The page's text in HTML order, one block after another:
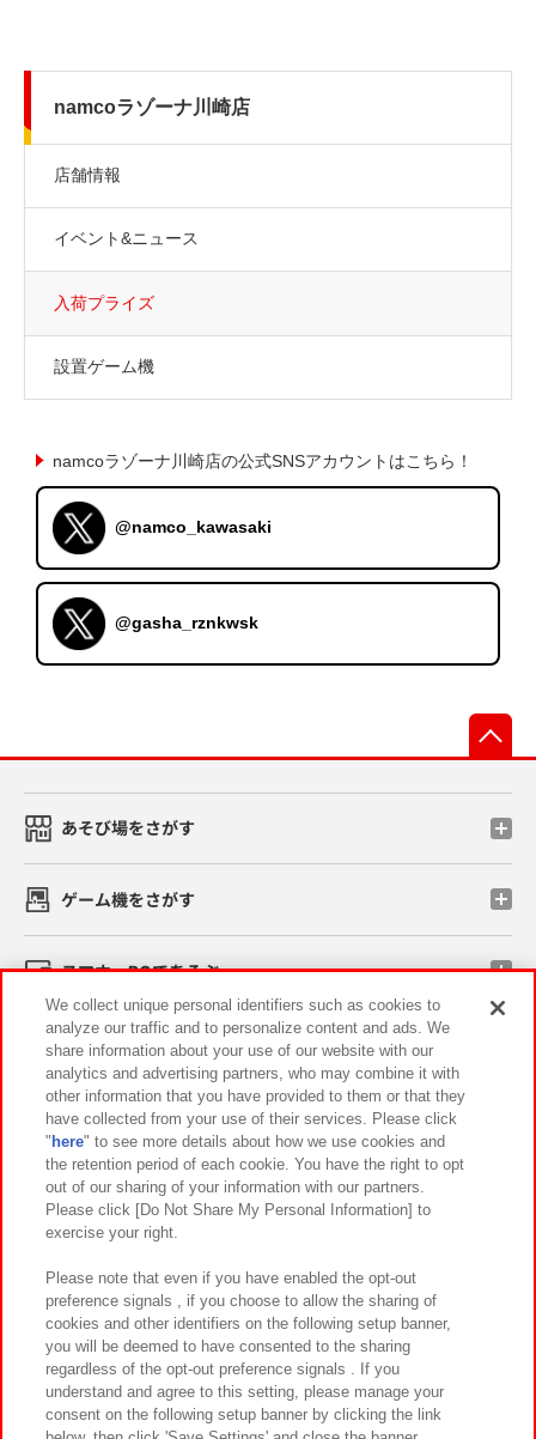
namcoラゾーナ川崎店
店舗情報
イベント&ニュース
入荷プライズ
設置ゲーム機
namcoラゾーナ川崎店の公式SNSアカウントはこちら！
@namco_kawasaki
@gasha_rznkwsk
あそび場をさがす
ゲーム機をさがす
スマホ・PCであそぶ
イベント・キャンペーン
関連会社 サステナビリティ サイトポリシー
プライバシーポリシー ウェブアクセシビリティ方針と検証結果
お取引先さまとともに
カスタマーハラスメント対応方針 よくあるご質問・お問い合わせ
We collect unique personal identifiers such as cookies to
analyze our traffic and to personalize content and ads. We
share information about your use of our website with our
analytics and advertising partners, who may combine it with
other information that you have provided to them or that they
have collected from your use of their services. Please click
" here" to see more details about how we use cookies and
the retention period of each cookie. You have the right to opt
out of our sharing of your information with our partners.
Please click [Do Not Share My Personal Information] to
exercise your right.
Please note that even if you have enabled the opt-out
preference signals , if you choose to allow the sharing of
cookies and other identifiers on the following setup banner,
you will be deemed to have consented to the sharing
regardless of the opt-out preference signals . If you
understand and agree to this setting, please manage your
consent on the following setup banner by clicking the link